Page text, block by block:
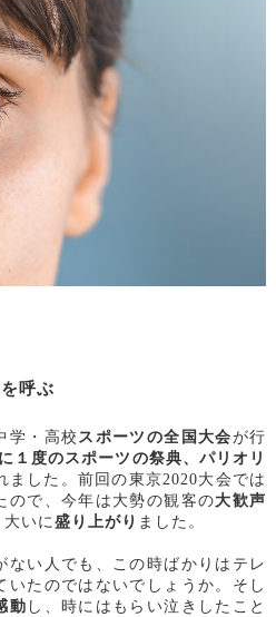
呼ぶ
学・高校 スポーツの全国大会が行
１度のスポーツの祭典、パリオリ
ました。前回の東京2020大会では
ので、今年は大勢の観客の大歓声
いに 盛り上がり ました。
ない人でも、この時ばかりはテレ
いたのではないでしょうか。そし
動 し、時にはもらい泣きしたこと